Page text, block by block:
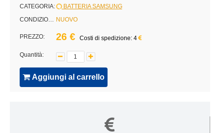
CATEGORIA:
BATTERIA SAMSUNG
CONDIZIONE: NUOVO
PREZZO: 26 € Costi di spedizione: 4
Quantità:
Aggiungi al carrello